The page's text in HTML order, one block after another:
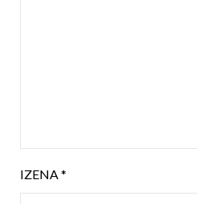
IZENA *